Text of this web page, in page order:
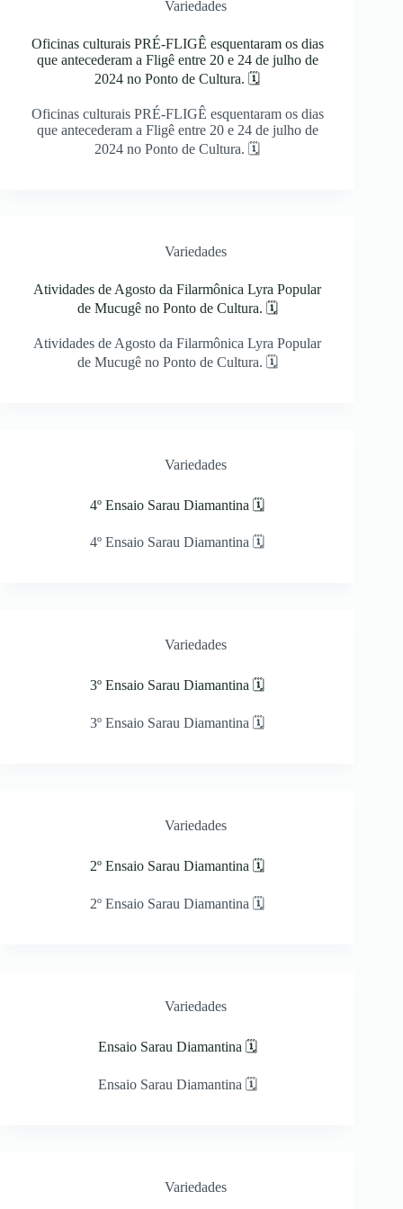
Variedades
Oficinas culturais PRÉ-FLIGÊ esquentaram os dias
que antecederam a Fligê entre 20 e 24 de julho de
2024 no Ponto de Cultura. 🗓
Oficinas culturais PRÉ-FLIGÊ esquentaram os dias
que antecederam a Fligê entre 20 e 24 de julho de
2024 no Ponto de Cultura. 🗓
Variedades
Atividades de Agosto da Filarmônica Lyra Popular
de Mucugê no Ponto de Cultura. 🗓
Atividades de Agosto da Filarmônica Lyra Popular
de Mucugê no Ponto de Cultura. 🗓
Variedades
4º Ensaio Sarau Diamantina 🗓
4º Ensaio Sarau Diamantina 🗓
Variedades
3º Ensaio Sarau Diamantina 🗓
3º Ensaio Sarau Diamantina 🗓
Variedades
2º Ensaio Sarau Diamantina 🗓
2º Ensaio Sarau Diamantina 🗓
Variedades
Ensaio Sarau Diamantina 🗓
Ensaio Sarau Diamantina 🗓
Variedades